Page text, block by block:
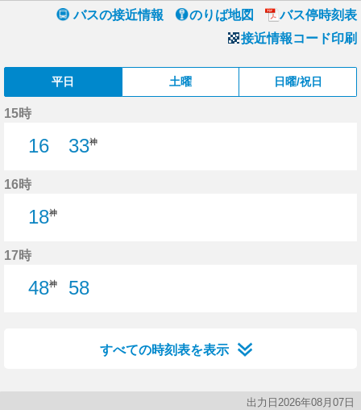
バスの接近情報 のりば地図
バス停時刻表
接近情報コード印刷
平日 土曜 日曜/祝日
15時
16
33神
16時
18神
17時
48神
58
すべての時刻表を表示
出力日2026年08月07日